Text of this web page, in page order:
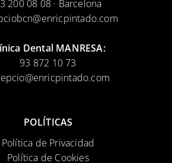
200 08 08 · Barcelona
Dental MANRESA:
93 872 10 73
POLÍTICAS
Política de Privacidad
Política de Cookies